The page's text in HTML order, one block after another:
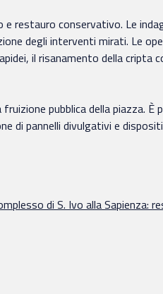
restauro conservativo. Le
degli interventi mirati. Le
il risanamento della cripta
pubblica della piazza. È
di pannelli divulgativi e
di S. Ivo alla Sapienza: